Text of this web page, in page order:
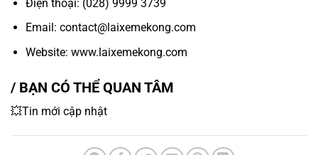
Điện thoại: (028) 9999 3739
Email: contact@laixemekong.com
Website: www.laixemekong.com
/ BẠN CÓ THỂ QUAN TÂM
💥Tin mới cập nhật